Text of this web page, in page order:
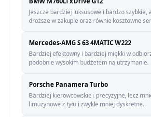
Jeszcze bardziej luksusowe i bardzo szybkie,
droższe w zakupie oraz równie kosztowne
Mercedes-AMG S 63 4MATIC W222
Bardziej efektowny i bardziej miękki w
podobnie wysokim budżetem na utrzymanie.
Porsche Panamera Turbo
Bardziej kierowcowskie i precyzyjne, lecz
limuzynowe z tyłu i zwykle mniej dyskretne.